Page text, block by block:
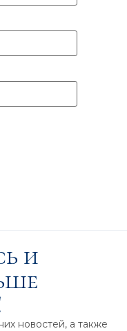
и
новостей, а также